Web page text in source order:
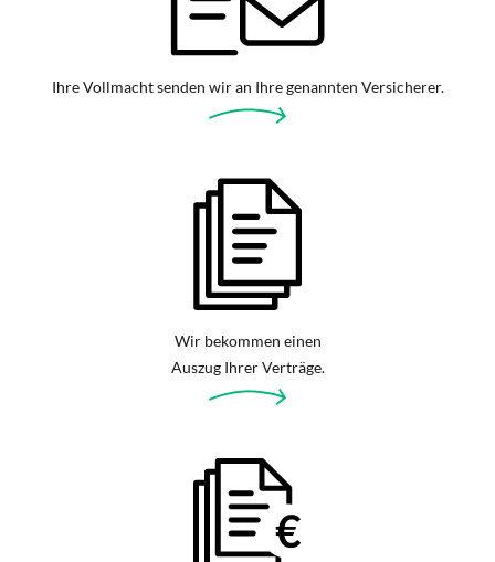
Ihre Vollmacht senden wir an Ihre genannten Versicherer.
Wir bekommen einen
Auszug Ihrer Verträge.